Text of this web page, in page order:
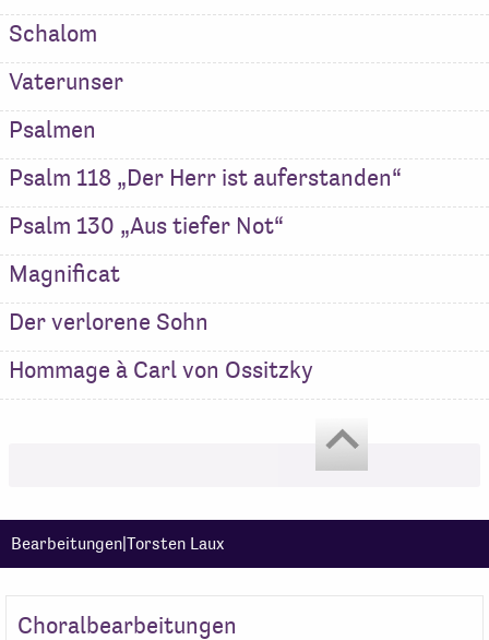
Schalom
Vaterunser
Psalmen
Psalm 118 „Der Herr ist auferstanden“
Psalm 130 „Aus tiefer Not“
Magnificat
Der verlorene Sohn
Hommage à Carl von Ossitzky
Bearbeitungen|Torsten Laux
Choralbearbeitungen